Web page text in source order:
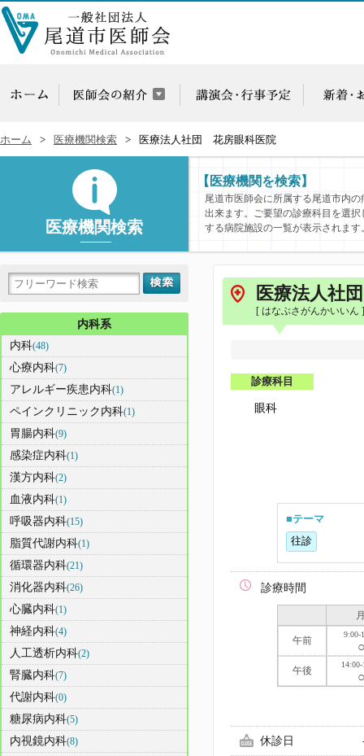
ホーム 医療機関検索 医療法人社団 花房眼科医院
医療機関検索
【医療機関を検索】
尾道市医師会に所属する尾道市内
出来ます。ご要望の診療科目を選
する病院施設の一覧が表示されます
医療法人社
[ はなぶさがんかいいん ]
診療科目
眼科
■テーマ
往診
診療時間
午前
9:00-
午後
休診日
内科系
内科(48)
心療内科(7)
アレルギー疾患内科(1)
ペインクリニック内科(1)
胃腸内科(9)
感染症内科(1)
漢方内科(2)
血液内科(1)
呼吸器内科(15)
脂質代謝内科(1)
循環器内科(21)
消化器内科(26)
心臓内科(1)
神経内科(4)
人工透析内科(2)
腎臓内科(7)
代謝内科(0)
糖尿病内科(5)
内視鏡内科(8)